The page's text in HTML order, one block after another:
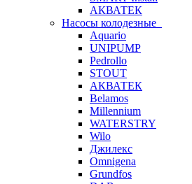
АКВАТЕК
Насосы колодезные
Aquario
UNIPUMP
Pedrollo
STOUT
АКВАТЕК
Belamos
Millennium
WATERSTRY
Wilo
Джилекс
Omnigena
Grundfos